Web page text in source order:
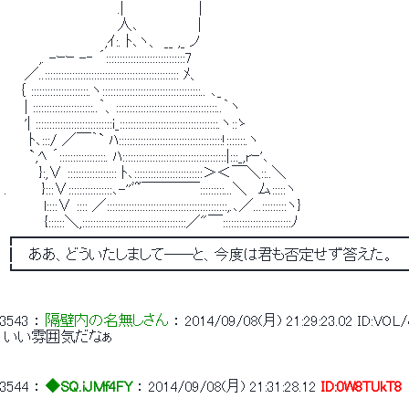
人､ 　　　　　 |
,ｲ:. ﾄ､ヽ、 __ ,_ ノ
,. -ｰｰ -‐ ´:::::::::::::::::::::::::::::7
／..::::::::::::::::::::::::::::::::::::::::::::::::: ﾒ、
｛ :::::::::::::::::::::.ヽ::::::::::::::::::::::::::::::::::::.. ､_
| ::::::::::::::::::::::..｀、:::::::::::::::::::::::::::::::::::::..｀ヽ
'| ::::::::::::::::::::::::::::i_::::::::::::::::::::::::::::::::::::.ヽ::ゝ
ﾄ､:::/ ／￣｀` ﾊ::::::::::::::::::::::::::::::::::::::!:::::::.ヽ
`,ﾍ ´:::::::::::::::::. ﾊ::::::::::::::::::::::::::::::::::::::|:::_,rｰ'､
}:,∨ :::::::::::::::::: ﾄ､:::::::::::::::::::::::::＞＜￣＼::..＼
.　　　 }:::∨::::::::::::::::､-''ﾞ~￣￣￣￣:::::::::...＼　ム:::::ヽ
l::::∨ :::: ／::::::::::::::::::::::::::::::::::::::::::::,.､／...:::::::::ヽ}
{::::::＼,::::::::::::::::::::::::::::::::::::::／"￣:::::::::::::::::::::::::ﾉ
┃　ああ、どういたしまして――と、今度は君も否定せず答えた。
3543 ： 隔壁内の名無しさん ： 2014/09/08(月) 21:29:23.02
いい雰囲気だなぁ
3544 ： ◆SQ.iJMf4FY ： 2014/09/08(月) 21:31:28.12 ID:0W8TUkT8